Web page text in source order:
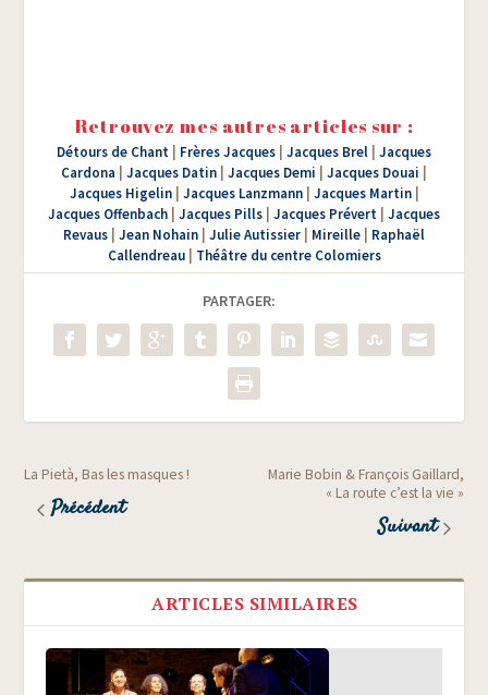
Retrouvez mes autres articles sur :
Détours de Chant Frères Jacques Jacques Brel Jacques
Cardona
Jacques Datin Jacques Demi Jacques Douai
Jacques Higelin| Jacques Lanzmann| Jacques Martin|
Jacques Offenbach Jacques Pills Jacques Prévert Jacques
Revaus Jean Nohain Julie Autissier Mireille
Raphaël
Callendreau| Théâtre du centre Colomiers
PARTAGER:
La Pietà, Bas les masques !
Précédent
Marie Bobin & François Gaillard,
« La route c’est la vie »
Suivant
ARTICLES SIMILAIRES